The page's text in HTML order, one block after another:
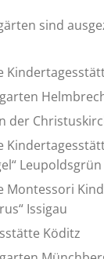
sind
der
Leupoldsgrün
Montessori
Issigau
Köditz